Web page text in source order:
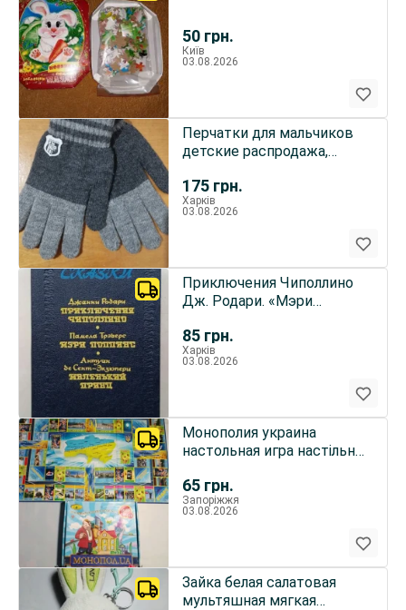
50 грн.
Київ
03.08.2026
175 грн.
Перчатки для мальчиков
детские распродажа,
Харків
03.08.2026
85 грн.
Приключения Чиполлино
Дж. Родари. «Мэри
«Маленький принц» А.де
Сент-Экзюпери Изд. 1992
Харків
03.08.2026
65 грн.
Монополия украина
настольная игра настільна
Запоріжжя
03.08.2026
Зайка белая салатовая
мультяшная мягкая